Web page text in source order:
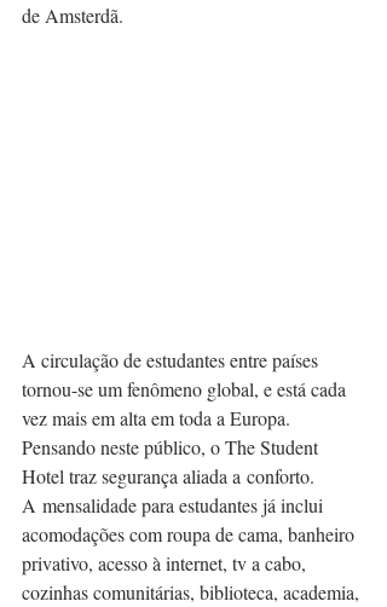
de Amsterdã.
A circulação de estudantes entre países
tornou-se um fenômeno global, e está cada
vez mais em alta em toda a Europa.
Pensando neste público, o The Student
Hotel traz segurança aliada a conforto.
A mensalidade para estudantes já inclui
acomodações com roupa de cama, banheiro
privativo, acesso à internet, tv a cabo,
cozinhas comunitárias, biblioteca, academia,